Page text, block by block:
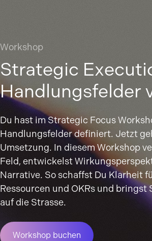
Workshop
Strategic
Handlungsfelder
Du hast im Strategic Focus
Handlungsfelder definiert. Jetzt
Umsetzung. In diesem Workshop
Feld, entwickelst
Narrative. So schaffst Du Klarheit
Ressourcen und OKRs und
auf die Strasse.
Workshop buchen